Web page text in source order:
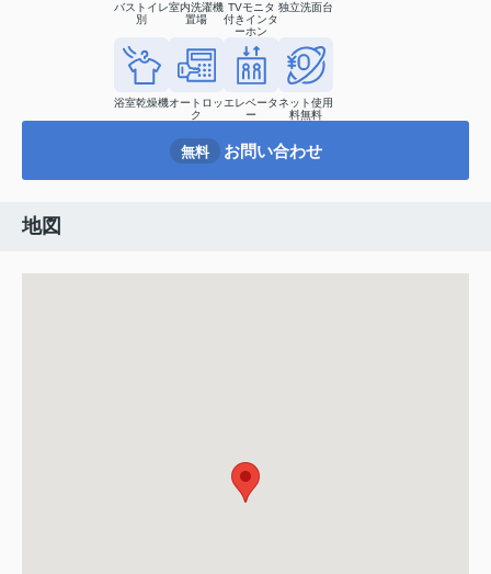
バストイレ
別
室内洗濯機
置場
TVモニタ
付きインタ
ーホン
独立洗面台
浴室乾燥機オートロッ
ク
エレベータ
ー
ネット使用
料無料
無料 お問い合わせ
地図